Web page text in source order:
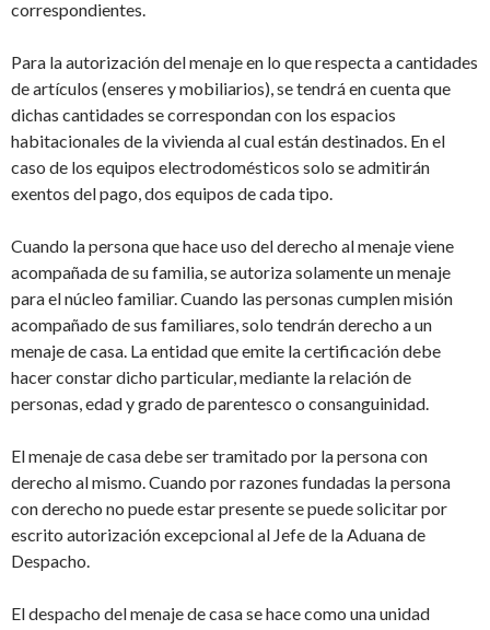
correspondientes.
Para la autorización del menaje en lo que respecta a cantidades
de artículos (enseres y mobiliarios), se tendrá en cuenta que
dichas cantidades se correspondan con los espacios
habitacionales de la vivienda al cual están destinados. En el
caso de los equipos electrodomésticos solo se admitirán
exentos del pago, dos equipos de cada tipo.
Cuando la persona que hace uso del derecho al menaje viene
acompañada de su familia, se autoriza solamente un menaje
para el núcleo familiar. Cuando las personas cumplen misión
acompañado de sus familiares, solo tendrán derecho a un
menaje de casa. La entidad que emite la certificación debe
hacer constar dicho particular, mediante la relación de
personas, edad y grado de parentesco o consanguinidad.
El menaje de casa debe ser tramitado por la persona con
derecho al mismo. Cuando por razones fundadas la persona
con derecho no puede estar presente se puede solicitar por
escrito autorización excepcional al Jefe de la Aduana de
Despacho.
El despacho del menaje de casa se hace como una unidad